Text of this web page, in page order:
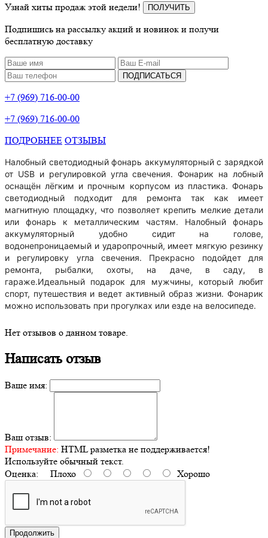
Узнай хиты продаж этой недели!
ПОЛУЧИТЬ
Подпишись на рассылку акций и новинок и получи
бесплатную доставку
ПОДПИСАТЬСЯ
+7 (969) 716-00-00
+7 (969) 716-00-00
ПОДРОБНЕЕ ОТЗЫВЫ
Налобный светодиодный фонарь аккумуляторный с зарядкой
от USB и регулировкой угла свечения. Фонарик на лобный
оснащён лёгким и прочным корпусом из пластика. Фонарь
светодиодный подходит для ремонта так как имеет
магнитную площадку, что позволяет крепить мелкие детали
или фонарь к металлическим частям. Налобный фонарь
аккумуляторный удобно сидит на голове,
водонепроницаемый и ударопрочный, имеет мягкую резинку
и регулировку угла свечения. Прекрасно подойдет для
ремонта, рыбалки, охоты, на даче, в саду, в
гараже.Идеальный подарок для мужчины, который любит
спорт, путешествия и ведет активный образ жизни. Фонарик
можно использовать при прогулках или езде на велосипеде.
Нет отзывов о данном товаре.
Написать отзыв
Ваше имя:
Ваш отзыв:
Примечание: HTML разметка не поддерживается!
Используйте обычный текст.
Оценка: Плохо Хорошо
Продолжить